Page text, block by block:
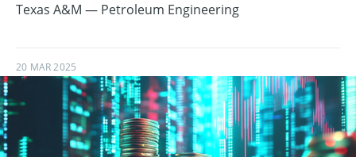
Texas A&M — Petroleum Engineering
20 MAR 2025